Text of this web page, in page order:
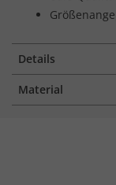
Details
Material